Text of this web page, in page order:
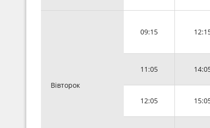
Вівторок
09:15
11:05
12:05